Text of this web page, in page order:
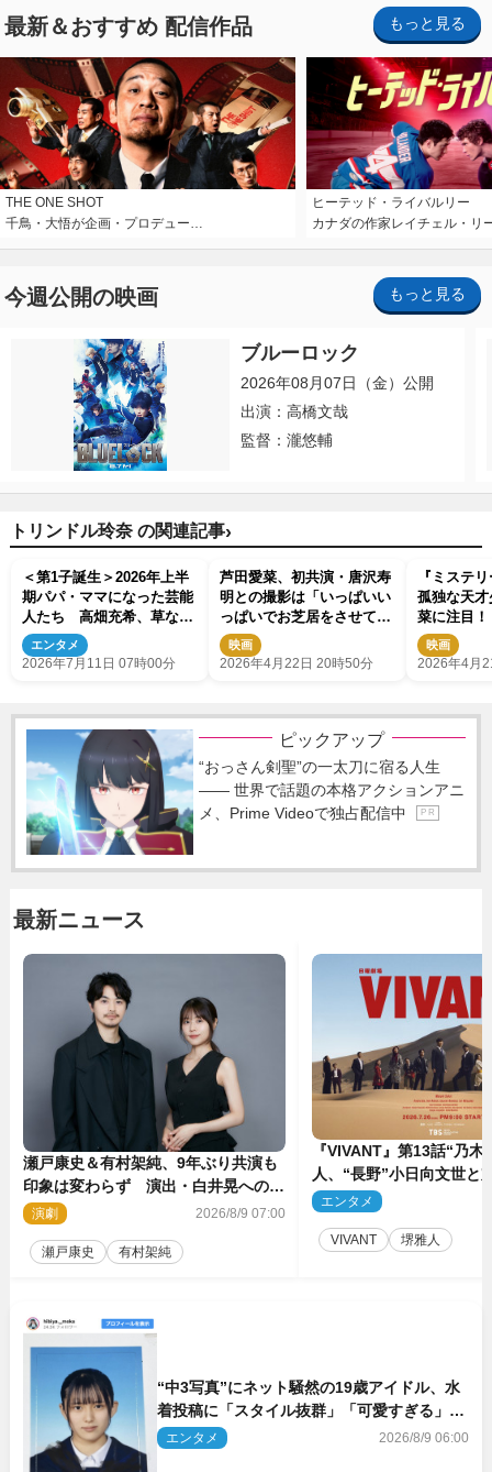
最新＆おすすめ 配信作品 もっと見る
THE ONE SHOT
千鳥・大悟が企画・プロデュー…
ヒーテッド・ライバルリー
カナダの作家レイチェル・リ
今週公開の映画 もっと見る
ブルーロック
2026年08月07日（金）公開
出演：高橋文哉
監督：瀧悠輔
トリンドル玲奈 の関連記事›
＜第1子誕生＞2026年上半
期パパ・ママになった芸能
人たち 高畑充希、草なぎ
剛、藤田ニコルら有名人多
数
エンタメ
2026年7月11日 07時00分
芦田愛菜、初共演・唐沢寿
明との撮影は「いっぱいい
っぱいでお芝居をさせてい
ただいた」
映画
2026年4月22日 20時50分
『ミステ
孤独な天
菜に注目
禁映画
2026年4月
ピックアップ
“おっさん剣聖”の一太刀に宿る人生
―― 世界で話題の本格アクションアニ
メ、Prime Videoで独占配信中
P R
最新ニュース
瀬戸康史＆有村架純、9年ぶり共演も
印象は変わらず 演出・白井晃への絶
大なる信頼を胸に舞台『キュー』に挑
演劇 2026/8/9 07:00
瀬戸康史 有村架純
『VIVANT』第13話“乃木
人、“長野”小日向文世
予想外の展開へ
エンタメ
VIVANT 堺雅人
“中3写真”にネット騒然の19歳アイドル、水
着投稿に「スタイル抜群」「可愛すぎる」と
絶賛の声
エンタメ 2026/8/9 06:00